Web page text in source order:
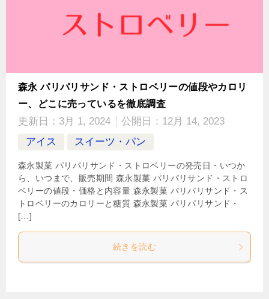
森永 パリパリサンド・ストロベリーの値段やカロリ
ー、どこに売っているを徹底調査
更新日： 3月 1, 2024 公開日： 12月 14, 2023
アイス
スイーツ・パン
森永製菓 パリパリサンド・ストロベリーの発売日・いつか
ら、いつまで、販売期間 森永製菓 パリパリサンド・ストロ
ベリーの値段・価格と内容量 森永製菓 パリパリサンド・ス
トロベリーのカロリーと糖質 森永製菓 パリパリサンド・
[…]
続きを読む